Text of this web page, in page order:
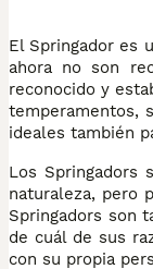
El Springador es
ahora no son
reconocido y
temperamentos,
ideales también
Los Springadors
naturaleza, pero
Springadors son
de cuál de sus
con su propia